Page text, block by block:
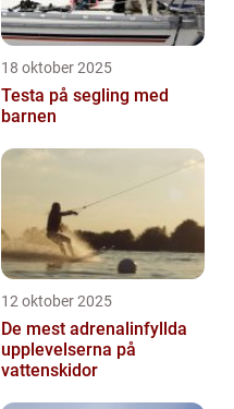
18 oktober 2025
Testa på segling med
barnen
12 oktober 2025
De mest adrenalinfyllda
upplevelserna på
vattenskidor